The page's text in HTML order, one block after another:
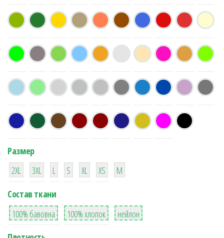
Размер
38
2XL
16
3XL
42
L
42
S
42
XL XS
М
Состав ткани
8
100% бавовна
36
100% хлопок
2
нейлон